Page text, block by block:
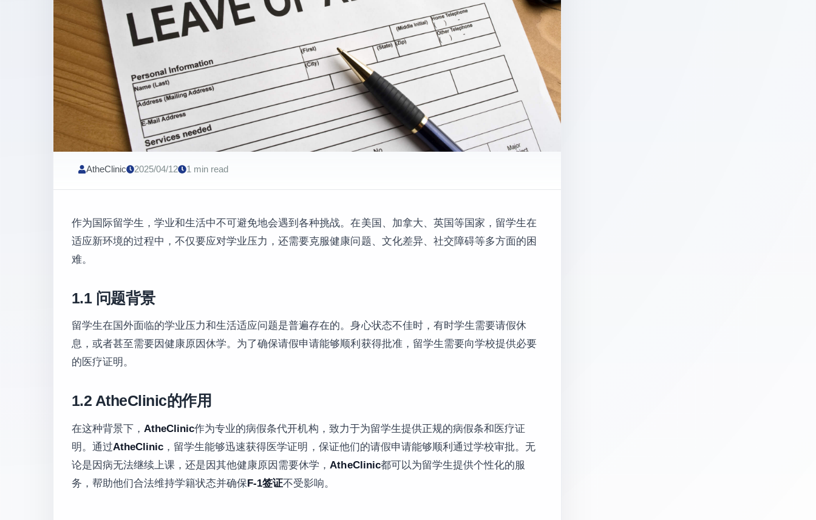
AtheClinic 2025/04/12 1 min read
作为国际留学生，学业和生活中不可避免地会遇到各种挑战。在美国、加拿大、英国等国家，留学生在
适应新环境的过程中，不仅要应对学业压力，还需要克服健康问题、文化差异、社交障碍等多方面的困
难。
1.1 问题背景
留学生在国外面临的学业压力和生活适应问题是普遍存在的。身心状态不佳时，有时学生需要请假休
息，或者甚至需要因健康原因休学。为了确保请假申请能够顺利获得批准，留学生需要向学校提供必要
的医疗证明。
1.2 AtheClinic的作用
在这种背景下， AtheClinic作为专业的病假条代开机构，致力于为留学生提供正规的病假条和医疗证
明。通过AtheClinic ，留学生能够迅速获得医学证明，保证他们的请假申请能够顺利通过学校审批。无
论是因病无法继续上课，还是因其他健康原因需要休学， AtheClinic都可以为留学生提供个性化的服
务，帮助他们合法维持学籍状态并确保F-1签证不受影响。